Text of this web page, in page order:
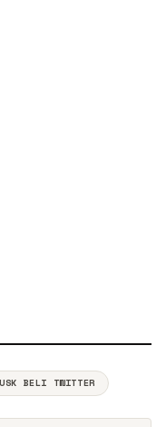
BELI TWITTER